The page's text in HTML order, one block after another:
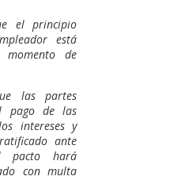
el principio
está
de
las partes
pago de las
intereses y
ante
pacto hará
con multa